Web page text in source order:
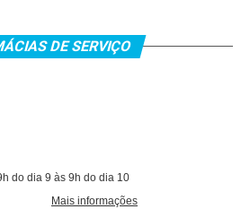
DE SERVIÇO